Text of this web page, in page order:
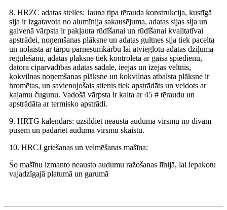
8. HRZC adatas stelles: Jauna tipa tērauda konstrukcija, kustīgā
sija ir izgatavota no alumīnija sakausējuma, adatas sijas sija un
galvenā vārpsta ir pakļauta rūdīšanai un rūdīšanai kvalitatīvai
apstrādei, noņemšanas plāksne un adatas gultnes sija tiek pacelta
un nolaista ar tārpu pārnesumkārbu lai atvieglotu adatas dziļuma
regulēšanu, adatas plāksne tiek kontrolēta ar gaisa spiedienu,
datora ciparvadības adatas sadale, ieejas un izejas veltnis,
kokvilnas noņemšanas plāksne un kokvilnas atbalsta plāksne ir
hromētas, un savienojošais stienis tiek apstrādāts un veidots ar
kaļamu čugunu. Vadošā vārpsta ir kalta ar 45 # tēraudu un
apstrādāta ar termisko apstrādi.
9. HRTG kalendārs: uzsildiet neaustā auduma virsmu no divām
pusēm un padariet auduma virsmu skaistu.
10. HRCJ griešanas un velmēšanas mašīna:
Šo mašīnu izmanto neausto audumu ražošanas līnijā, lai iepakotu
vajadzīgajā platumā un garumā